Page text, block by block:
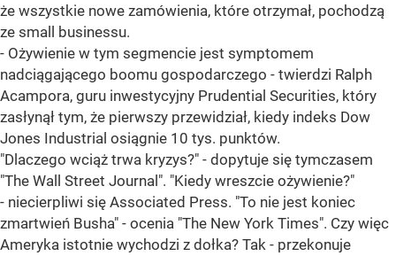
że wszystkie nowe zamówienia, które otrzymał, pochodzą
ze small businessu.
- Ożywienie w tym segmencie jest symptomem
nadciągającego boomu gospodarczego - twierdzi Ralph
Acampora, guru inwestycyjny Prudential Securities, który
zasłynął tym, że pierwszy przewidział, kiedy indeks Dow
Jones Industrial osiągnie 10 tys. punktów.
"Dlaczego wciąż trwa kryzys?" - dopytuje się tymczasem
"The Wall Street Journal". "Kiedy wreszcie ożywienie?"
- niecierpliwi się Associated Press. "To nie jest koniec
zmartwień Busha" - ocenia "The New York Times". Czy więc
Ameryka istotnie wychodzi z dołka? Tak - przekonuje